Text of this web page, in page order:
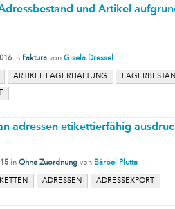
und Artikel
in Faktura von Gisela.Dressel
ARTIKEL LAGERHALTUNG
adressen etikettierfähig
in Ohne Zuordnung von Bärbel Plutta
ADRESSEN ADRESSEXPORT